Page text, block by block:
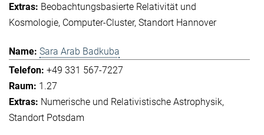
Beobachtungsbasierte Relativität und
Kosmologie Computer-Cluster Standort Hannover
Sara Arab Badkuba
+49 331 567-7227
1.27
Numerische und Relativistische Astrophysik
Standort Potsdam